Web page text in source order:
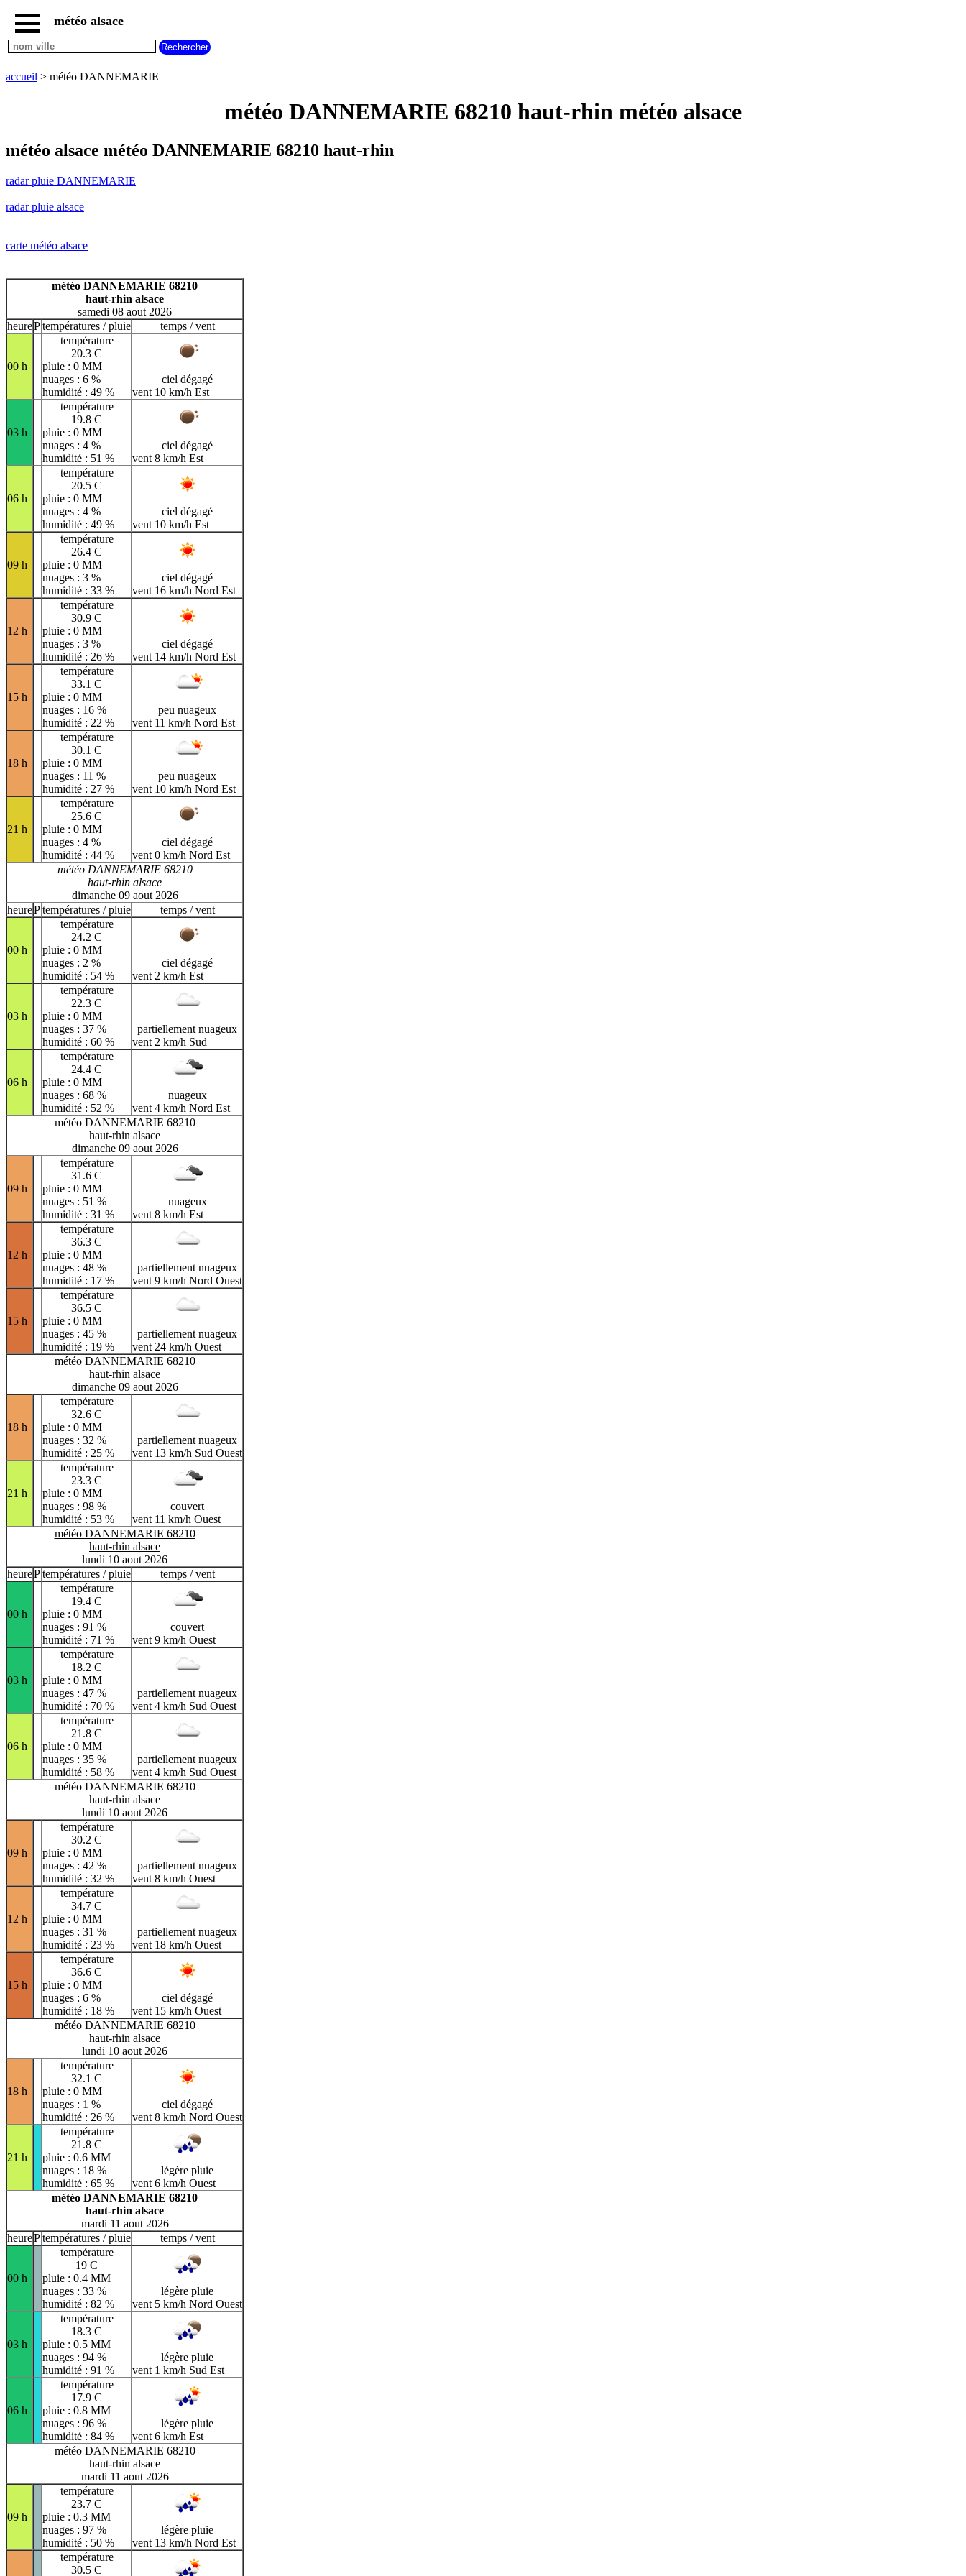
accueil
radar
DANNEMARIE
radar
pluie
carte
météo
france
villes
F
G
H
I J K L M
N
R S T
U
V
W X Y Z
météo alsace
accueil > météo DANNEMARIE
météo DANNEMARIE 68210 haut-rhin météo alsace
météo alsace météo DANNEMARIE 68210 haut-rhin
radar pluie DANNEMARIE
radar pluie alsace
carte météo alsace
météo DANNEMARIE 68210
haut-rhin alsace
samedi 08 aout 2026
heurePtempératures / pluie temps / vent
00 h
température
20.3 C
pluie : 0 MM
nuages : 6 %
humidité : 49 %
ciel dégagé
vent 10 km/h Est
03 h
température
19.8 C
pluie : 0 MM
nuages : 4 %
humidité : 51 %
ciel dégagé
vent 8 km/h Est
06 h
température
20.5 C
pluie : 0 MM
nuages : 4 %
humidité : 49 %
ciel dégagé
vent 10 km/h Est
09 h
température
26.4 C
pluie : 0 MM
nuages : 3 %
humidité : 33 %
ciel dégagé
vent 16 km/h Nord Est
12 h
température
30.9 C
pluie : 0 MM
nuages : 3 %
humidité : 26 %
ciel dégagé
vent 14 km/h Nord Est
15 h
température
33.1 C
pluie : 0 MM
nuages : 16 %
humidité : 22 %
peu nuageux
vent 11 km/h Nord Est
18 h
température
30.1 C
pluie : 0 MM
nuages : 11 %
humidité : 27 %
peu nuageux
vent 10 km/h Nord Est
21 h
température
25.6 C
pluie : 0 MM
nuages : 4 %
humidité : 44 %
ciel dégagé
vent 0 km/h Nord Est
météo DANNEMARIE 68210
haut-rhin alsace
dimanche 09 aout 2026
heurePtempératures / pluie temps / vent
00 h
température
24.2 C
pluie : 0 MM
nuages : 2 %
humidité : 54 %
ciel dégagé
vent 2 km/h Est
03 h
température
22.3 C
pluie : 0 MM
nuages : 37 %
humidité : 60 %
partiellement nuageux
vent 2 km/h Sud
06 h
température
24.4 C
pluie : 0 MM
nuages : 68 %
humidité : 52 %
nuageux
vent 4 km/h Nord Est
météo DANNEMARIE 68210
haut-rhin alsace
dimanche 09 aout 2026
09 h
température
31.6 C
pluie : 0 MM
nuages : 51 %
humidité : 31 %
nuageux
vent 8 km/h Est
12 h
température
36.3 C
pluie : 0 MM
nuages : 48 %
humidité : 17 %
partiellement nuageux
vent 9 km/h Nord Ouest
15 h
température
36.5 C
pluie : 0 MM
nuages : 45 %
humidité : 19 %
partiellement nuageux
vent 24 km/h Ouest
météo DANNEMARIE 68210
haut-rhin alsace
dimanche 09 aout 2026
18 h
température
32.6 C
pluie : 0 MM
nuages : 32 %
humidité : 25 %
partiellement nuageux
vent 13 km/h Sud Ouest
21 h
température
23.3 C
pluie : 0 MM
nuages : 98 %
humidité : 53 %
couvert
vent 11 km/h Ouest
météo DANNEMARIE 68210
haut-rhin alsace
lundi 10 aout 2026
heurePtempératures / pluie temps / vent
00 h
température
19.4 C
pluie : 0 MM
nuages : 91 %
humidité : 71 %
couvert
vent 9 km/h Ouest
03 h
température
18.2 C
pluie : 0 MM
nuages : 47 %
humidité : 70 %
partiellement nuageux
vent 4 km/h Sud Ouest
06 h
température
21.8 C
pluie : 0 MM
nuages : 35 %
humidité : 58 %
partiellement nuageux
vent 4 km/h Sud Ouest
météo DANNEMARIE 68210
haut-rhin alsace
lundi 10 aout 2026
09 h
température
30.2 C
pluie : 0 MM
nuages : 42 %
humidité : 32 %
partiellement nuageux
vent 8 km/h Ouest
12 h
température
34.7 C
pluie : 0 MM
nuages : 31 %
humidité : 23 %
partiellement nuageux
vent 18 km/h Ouest
15 h
température
36.6 C
pluie : 0 MM
nuages : 6 %
humidité : 18 %
ciel dégagé
vent 15 km/h Ouest
météo DANNEMARIE 68210
haut-rhin alsace
lundi 10 aout 2026
18 h
température
32.1 C
pluie : 0 MM
nuages : 1 %
humidité : 26 %
ciel dégagé
vent 8 km/h Nord Ouest
21 h
température
21.8 C
pluie : 0.6 MM
nuages : 18 %
humidité : 65 %
légère pluie
vent 6 km/h Ouest
météo DANNEMARIE 68210
haut-rhin alsace
mardi 11 aout 2026
heurePtempératures / pluie temps / vent
00 h
température
19 C
pluie : 0.4 MM
nuages : 33 %
humidité : 82 %
légère pluie
vent 5 km/h Nord Ouest
03 h
température
18.3 C
pluie : 0.5 MM
nuages : 94 %
humidité : 91 %
légère pluie
vent 1 km/h Sud Est
06 h
température
17.9 C
pluie : 0.8 MM
nuages : 96 %
humidité : 84 %
légère pluie
vent 6 km/h Est
météo DANNEMARIE 68210
haut-rhin alsace
mardi 11 aout 2026
09 h
température
23.7 C
pluie : 0.3 MM
nuages : 97 %
humidité : 50 %
légère pluie
vent 13 km/h Nord Est
température
30.5 C